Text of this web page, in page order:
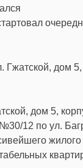
дом 5,
12 по ул.